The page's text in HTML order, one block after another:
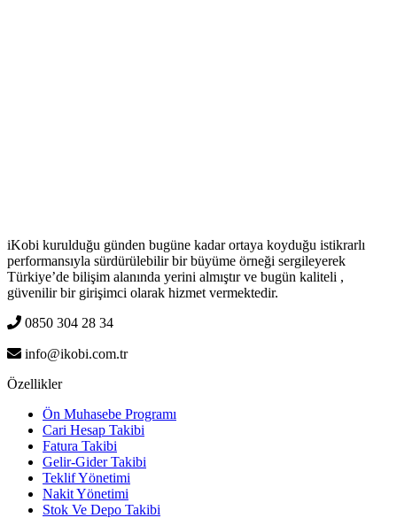
iKobi kurulduğu günden bugüne kadar ortaya koyduğu istikrarlı
performansıyla sürdürülebilir bir büyüme örneği sergileyerek
Türkiye’de bilişim alanında yerini almıştır ve bugün kaliteli ,
güvenilir bir girişimci olarak hizmet vermektedir.
0850 304 28 34
info@ikobi.com.tr
Özellikler
Ön Muhasebe Programı
Cari Hesap Takibi
Fatura Takibi
Gelir-Gider Takibi
Teklif Yönetimi
Nakit Yönetimi
Stok Ve Depo Takibi